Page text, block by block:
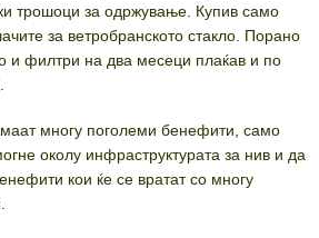
трошоци за одржување. Купив само
за ветробранското стакло. Порано
и филтри на два месеци плаќав и по
многу поголеми бенефити, само
околу инфраструктурата за нив и да
кои ќе се вратат со многу